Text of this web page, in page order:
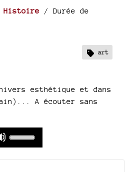
Histoire
/ Durée de
art
esthétique et dans
A écouter sans